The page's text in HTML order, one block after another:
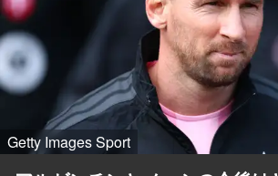
Getty Images Sport